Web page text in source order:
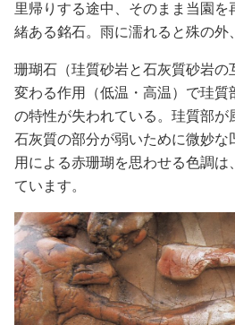
里帰りする途中、そのまま当園を
緒ある銘石。雨に濡れると殊の外
珊瑚石（珪質砂岩と石灰質砂岩の
変わる作用（低温・高温）で珪質
の特性が失われている。珪質部が
石灰質の部分が弱いために微妙な
用による赤珊瑚を思わせる色調は
ています。